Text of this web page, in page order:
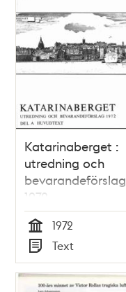
Katarinaberget :
utredning och
bevarandeförslag
1972
Tid
1972
Typ
Text